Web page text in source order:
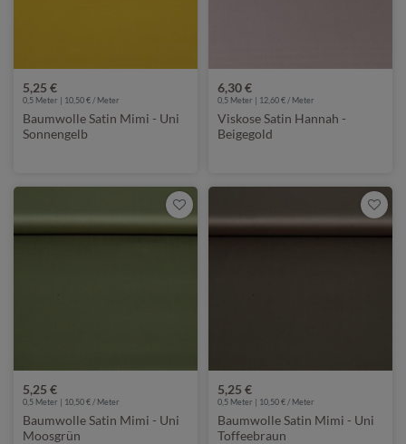
5,25 €
0,5 Meter | 10,50 € / Meter
Baumwolle Satin Mimi - Uni
Sonnengelb
6,30 €
0,5 Meter | 12,60 € / Meter
Viskose Satin Hannah -
Beigegold
5,25 €
0,5 Meter | 10,50 € / Meter
Baumwolle Satin Mimi - Uni
Moosgrün
5,25 €
0,5 Meter | 10,50 € / Meter
Baumwolle Satin Mimi - Uni
Toffeebraun